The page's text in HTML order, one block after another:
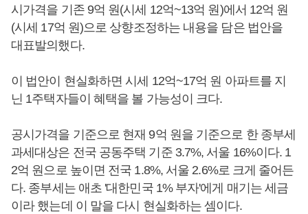
시가격을 기존 9억 원(시세 12억~13억 원)에서 12억 원
(시세 17억 원)으로 상향조정하는 내용을 담은 법안을
대표발의했다.
이 법안이 현실화하면 시세 12억~17억 원 아파트를 지
닌 1주택자들이 혜택을 볼 가능성이 크다.
공시가격을 기준으로 현재 9억 원을 기준으로 한 종부세
과세대상은 전국 공동주택 기준 3.7%, 서울 16%이다. 1
2억 원으로 높이면 전국 1.8%, 서울 2.6%로 크게 줄어든
다. 종부세는 애초 '대한민국 1% 부자'에게 매기는 세금
이라 했는데 이 말을 다시 현실화하는 셈이다.